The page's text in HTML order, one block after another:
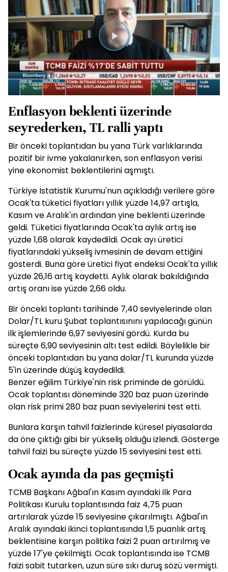
Videoyu
Oynat
Enflasyon beklenti üzerinde
seyrederken, TL ralli yaptı
Bir önceki toplantıdan bu yana Türk varlıklarında
pozitif bir ivme yakalanırken, son enflasyon verisi
yine ekonomist beklentilerini aşmıştı.
Türkiye İstatistik Kurumu'nun açıkladığı verilere göre
Ocak'ta tüketici fiyatları yıllık yüzde 14,97 artışla,
Kasım ve Aralık'ın ardından yine beklenti üzerinde
geldi. Tüketici fiyatlarında Ocak'ta aylık artış ise
yüzde 1,68 olarak kaydedildi. Ocak ayı üretici
fiyatlarındaki yükseliş ivmesinin de devam ettiğini
gösterdi. Buna göre üretici fiyat endeksi Ocak'ta yıllık
yüzde 26,16 artış kaydetti. Aylık olarak bakıldığında
artış oranı ise yüzde 2,66 oldu.
Bir önceki toplantı tarihinde 7,40 seviyelerinde olan
Dolar/TL kuru Şubat toplantısınını yapılacağı günün
ilk işlemlerinde 6,97 seviyesini gördü. Kurda bu
süreçte 6,90 seviyesinin altı test edildi. Böylelikle bir
önceki toplantıdan bu yana dolar/TL kurunda yüzde
5'in üzerinde düşüş kaydedildi.
Benzer eğilim Türkiye'nin risk priminde de görüldü.
Ocak toplantısı döneminde 320 baz puan üzerinde
olan risk primi 280 baz puan seviyelerini test etti.
Bunlara karşın tahvil faizlerinde küresel piyasalarda
da öne çıktığı gibi bir yükseliş olduğu izlendi. Gösterge
tahvil faizi bu süreçte yüzde 15 seviyesini test etti.
Ocak ayında da pas geçmişti
TCMB Başkanı Ağbal'ın Kasım ayındaki ilk Para
Politikası Kurulu toplantısında faiz 4,75 puan
artırılarak yüzde 15 seviyesine çıkarılmıştı. Ağbal'ın
Aralık ayındaki ikinci toplantısında 1,5 puanlık artış
beklentisine karşın politika faizi 2 puan artırılmış ve
yüzde 17'ye çekilmişti. Ocak toplantısında ise TCMB
faizi sabit tutarken, uzun süre sıkı duruş sözü vermişti.